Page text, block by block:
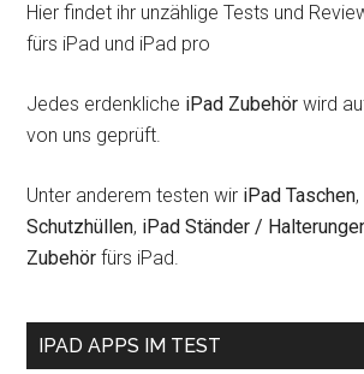
Hier findet ihr unzählige Tests und
fürs iPad und iPad pro
Jedes erdenkliche iPad Zubehör wird
von uns geprüft.
Unter anderem testen wir iPad Taschen,
Schutzhüllen, iPad Ständer /
Zubehör fürs iPad.
IPAD APPS IM TEST